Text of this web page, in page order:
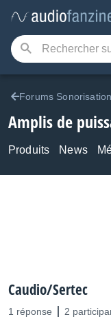
Forums Sonorisation
Amplis de
Produits News
Caudio/Sertec
1 réponse 2